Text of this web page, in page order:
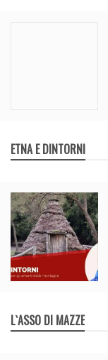
ETNA E DINTORNI
L`ASSO DI MAZZE